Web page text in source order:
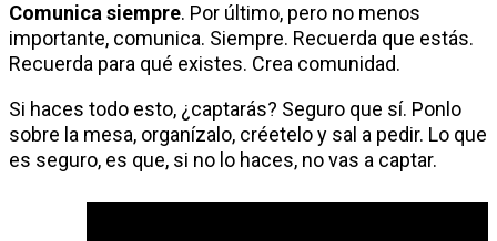
Comunica siempre. Por último, pero no menos
importante, comunica. Siempre. Recuerda que estás.
Recuerda para qué existes. Crea comunidad.
Si haces todo esto, ¿captarás? Seguro que sí. Ponlo
sobre la mesa, organízalo, créetelo y sal a pedir. Lo que
es seguro, es que, si no lo haces, no vas a captar.